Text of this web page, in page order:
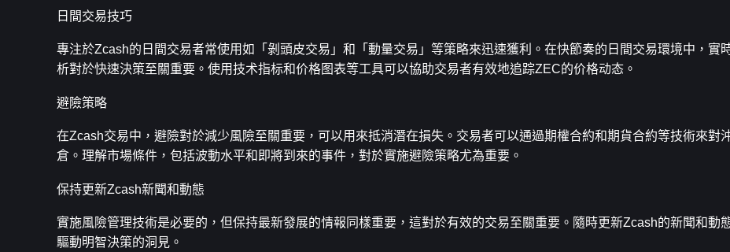
日間交易技巧
專注於Zcash的日間交易者常使用如「剝頭皮交易」和「動量交易」等策略來迅速獲利。在快節奏的日間交易環境中，實
析對於快速決策至關重要。使用技术指标和价格图表等工具可以協助交易者有效地追踪ZEC的价格动态。
避險策略
在Zcash交易中，避險對於減少風險至關重要，可以用來抵消潛在損失。交易者可以通過期權合約和期貨合約等技術來對
倉。理解市場條件，包括波動水平和即將到來的事件，對於實施避險策略尤為重要。
保持更新Zcash新聞和動態
實施風險管理技術是必要的，但保持最新發展的情報同樣重要，這對於有效的交易至關重要。隨時更新Zcash的新聞和動
驅動明智決策的洞見。